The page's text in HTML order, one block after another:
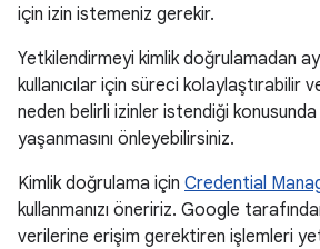
için izin istemeniz gerekir.
Yetkilendirmeyi kimlik doğrulamadan
kullanıcılar için süreci kolaylaştırabilir
neden belirli izinler istendiği konusunda
yaşanmasını önleyebilirsiniz.
Kimlik doğrulama için Credential
kullanmanızı öneririz. Google
verilerine erişim gerektiren işlemleri